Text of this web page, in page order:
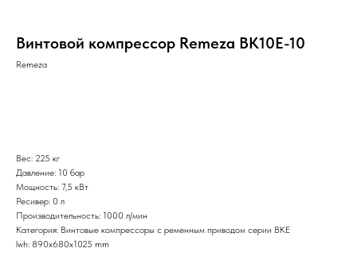
Винтовой компрессор Remeza ВК10Е-10
Remeza
Вес: 225 кг
Давление: 10 бар
Мощность: 7,5 кВт
Ресивер: 0 л
Производительность: 1000 л/мин
Категория: Винтовые компрессоры с ременным приводом серии ВКЕ
lwh: 890x680x1025 mm